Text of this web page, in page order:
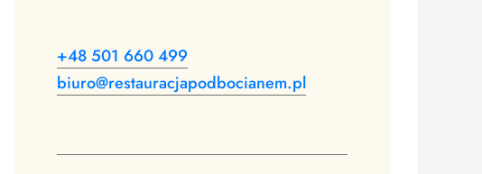
+48 501 660 499
biuro@restauracjapodbocianem.pl